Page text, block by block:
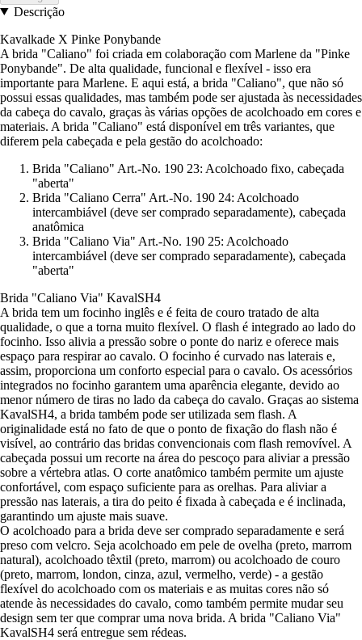
Descrição
Kavalkade X Pinke Ponybande
A brida "Caliano" foi criada em colaboração com Marlene da "Pinke
Ponybande". De alta qualidade, funcional e flexível - isso era
importante para Marlene. E aqui está, a brida "Caliano", que não só
possui essas qualidades, mas também pode ser ajustada às necessidades
da cabeça do cavalo, graças às várias opções de acolchoado em cores e
materiais. A brida "Caliano" está disponível em três variantes, que
diferem pela cabeçada e pela gestão do acolchoado:
Brida "Caliano" Art.-No. 190 23: Acolchoado fixo, cabeçada
"aberta"
Brida "Caliano Cerra" Art.-No. 190 24: Acolchoado
intercambiável (deve ser comprado separadamente), cabeçada
anatômica
Brida "Caliano Via" Art.-No. 190 25: Acolchoado
intercambiável (deve ser comprado separadamente), cabeçada
"aberta"
Brida "Caliano Via" KavalSH4
A brida tem um focinho inglês e é feita de couro tratado de alta
qualidade, o que a torna muito flexível. O flash é integrado ao lado do
focinho. Isso alivia a pressão sobre o ponte do nariz e oferece mais
espaço para respirar ao cavalo. O focinho é curvado nas laterais e,
assim, proporciona um conforto especial para o cavalo. Os acessórios
integrados no focinho garantem uma aparência elegante, devido ao
menor número de tiras no lado da cabeça do cavalo. Graças ao sistema
KavalSH4, a brida também pode ser utilizada sem flash. A
originalidade está no fato de que o ponto de fixação do flash não é
visível, ao contrário das bridas convencionais com flash removível. A
cabeçada possui um recorte na área do pescoço para aliviar a pressão
sobre a vértebra atlas. O corte anatômico também permite um ajuste
confortável, com espaço suficiente para as orelhas. Para aliviar a
pressão nas laterais, a tira do peito é fixada à cabeçada e é inclinada,
garantindo um ajuste mais suave.
O acolchoado para a brida deve ser comprado separadamente e será
preso com velcro. Seja acolchoado em pele de ovelha (preto, marrom
natural), acolchoado têxtil (preto, marrom) ou acolchoado de couro
(preto, marrom, london, cinza, azul, vermelho, verde) - a gestão
flexível do acolchoado com os materiais e as muitas cores não só
atende às necessidades do cavalo, como também permite mudar seu
design sem ter que comprar uma nova brida. A brida "Caliano Via"
KavalSH4 será entregue sem rédeas.